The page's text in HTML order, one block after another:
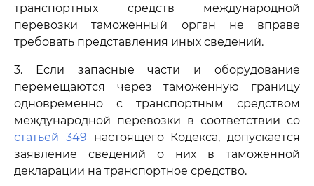
транспортных средств международной
перевозки таможенный орган не вправе
требовать представления иных сведений.
3. Если запасные части и оборудование
перемещаются через таможенную границу
одновременно с транспортным средством
международной перевозки в соответствии со
статьей 349 настоящего Кодекса, допускается
заявление сведений о них в таможенной
декларации на транспортное средство.